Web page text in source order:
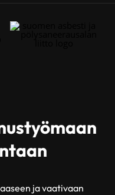
ja vaativaan